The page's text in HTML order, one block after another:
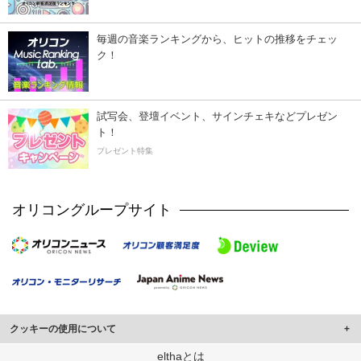
毎週の音楽ランキングから、ヒットの推移をチェッ
ク！
試写会、登壇イベント、サインチェキなどプレゼン
ト！
プレゼント特集
オリコングループサイト
クッキーの使用について
このサイトでは Cookie を使用して、ユーザーに合わせたコンテンツや広告の
elthaとは